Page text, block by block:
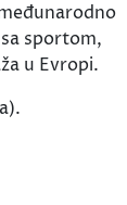
sportom,
u Evropi.